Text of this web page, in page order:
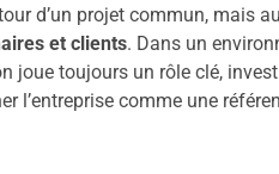
d’un projet commun, mais
et clients. Dans un
joue toujours un rôle clé,
l’entreprise comme une